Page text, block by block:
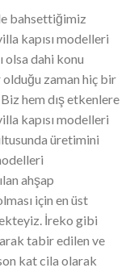
bahsettiğimiz
kapısı modelleri
olsa dahi konu
zaman hiç bir
hem dış etkenlere
kapısı modelleri
üretimini
ahşap
için en üst
İreko gibi
tabir edilen ve
kat cila olarak